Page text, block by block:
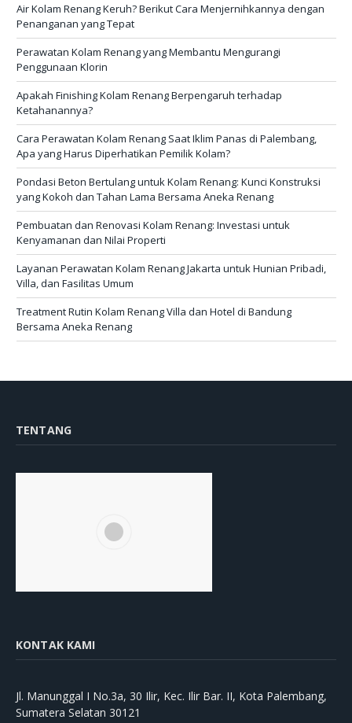
Air Kolam Renang Keruh? Berikut Cara Menjernihkannya dengan
Penanganan yang Tepat
Perawatan Kolam Renang yang Membantu Mengurangi
Penggunaan Klorin
Apakah Finishing Kolam Renang Berpengaruh terhadap
Ketahanannya?
Cara Perawatan Kolam Renang Saat Iklim Panas di Palembang,
Apa yang Harus Diperhatikan Pemilik Kolam?
Pondasi Beton Bertulang untuk Kolam Renang: Kunci Konstruksi
yang Kokoh dan Tahan Lama Bersama Aneka Renang
Pembuatan dan Renovasi Kolam Renang: Investasi untuk
Kenyamanan dan Nilai Properti
Layanan Perawatan Kolam Renang Jakarta untuk Hunian Pribadi,
Villa, dan Fasilitas Umum
Treatment Rutin Kolam Renang Villa dan Hotel di Bandung
Bersama Aneka Renang
TENTANG
KONTAK KAMI
Jl. Manunggal I No.3a, 30 Ilir, Kec. Ilir Bar. II, Kota Palembang,
Sumatera Selatan 30121